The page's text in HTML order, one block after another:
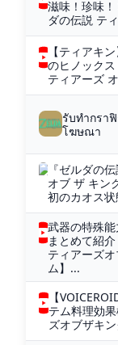
滋味！珍味
ダの伝説 テ
【ティアキ
のヒノック
ティアーズ
รับทำกรา
โฆษณา
『ゼルダの
オブ ザ キン
初のカオス
武器の特殊
まとめて紹
ティアーズ
ム】...
【
テム料理効
ズオブザキ